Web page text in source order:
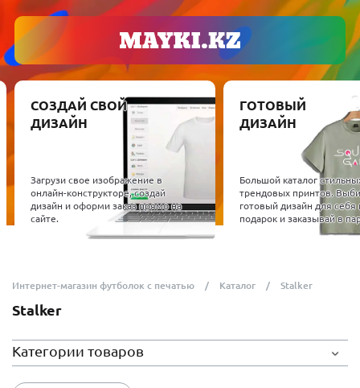
СОЗДАЙ СВОЙ
ДИЗАЙН
Загрузи свое изображение в
онлайн-конструкторе, создай
дизайн и оформи заказ прямо на
сайте.
ГОТОВЫЙ
ДИЗАЙН
Большой каталог
трендовых принтов.
готовый дизайн для себя
подарок и заказывай в
Интернет-магазин футболок с печатью Каталог Stalker
Stalker
Категории товаров